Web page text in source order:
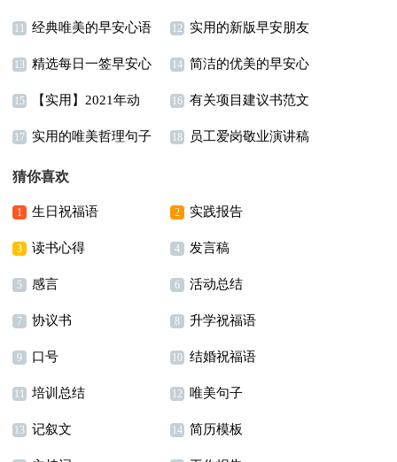
汇总60条 友圈语录汇编65条
11 经典唯美的早安心语
朋友圈54句
12 实用的新版早安朋友
圈问候语锦集52条
13 精选每日一签早安心
语朋友圈集合51句
14 简洁的优美的早安心
语朋友圈41句
15 【实用】2021年动
人的早安心语朋友圈汇
编40句
16 有关项目建议书范文
合集六篇
17 实用的唯美哲理句子
集合76句
18 员工爱岗敬业演讲稿
猜你喜欢
1 生日祝福语 2 实践报告
3 读书心得 4 发言稿
5 感言 6 活动总结
7 协议书 8 升学祝福语
9 口号 10 结婚祝福语
11 培训总结 12 唯美句子
13 记叙文 14 简历模板